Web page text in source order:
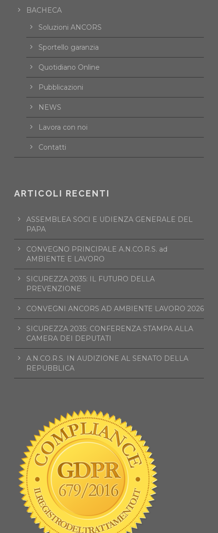
BACHECA
Soluzioni ANCORS
Sportello garanzia
Quotidiano Online
Pubblicazioni
NEWS
Lavora con noi
Contatti
ARTICOLI RECENTI
ASSEMBLEA SOCI E UDIENZA GENERALE DEL
PAPA
CONVEGNO PRINCIPALE A.N.CO.R.S. ad
AMBIENTE E LAVORO
SICUREZZA 2035: IL FUTURO DELLA
PREVENZIONE
CONVEGNI ANCORS AD AMBIENTE LAVORO 2026
SICUREZZA 2035: CONFERENZA STAMPA ALLA
CAMERA DEI DEPUTATI
A.N.CO.R.S. IN AUDIZIONE AL SENATO DELLA
REPUBBLICA